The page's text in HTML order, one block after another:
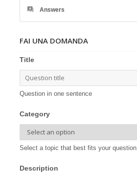
Answers
FAI UNA DOMANDA
Title
Question in one sentence
Category
Select a topic that best fits your question.
Description